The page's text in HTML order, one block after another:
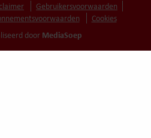
Gebruikersvoorwaarden
Cookies
door MediaSoep